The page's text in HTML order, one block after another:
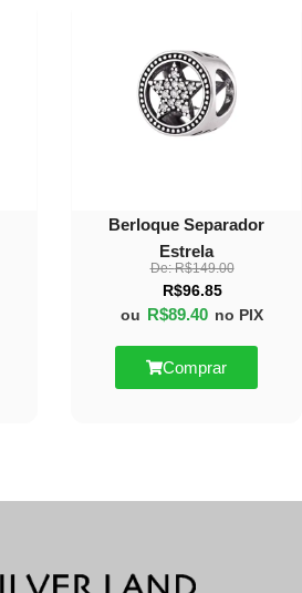
Berloque Separador
Estrela
De:R$149.00
R$96.85
ou R$89.40 no PIX
Comprar